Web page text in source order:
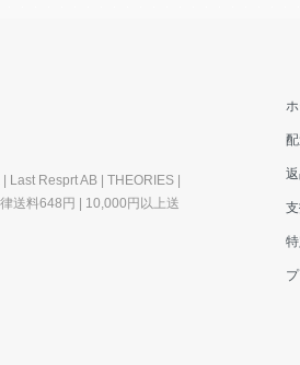
Resprt AB | THEORIES |
送料648円 | 10,000円以上送